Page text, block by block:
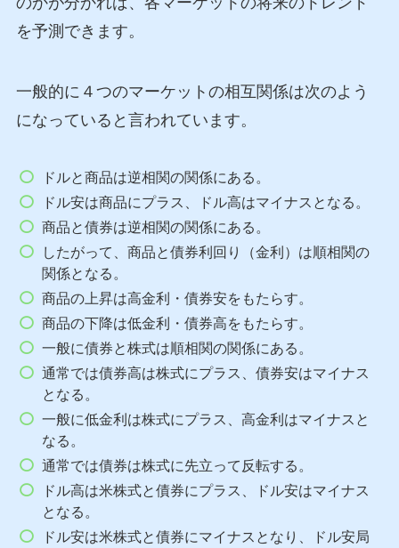
を予測できます。
一般的に４つのマーケットの相互関係は次のよう
になっていると言われています。
ドルと商品は逆相関の関係にある。
ドル安は商品にプラス、ドル高はマイナスとなる。
商品と債券は逆相関の関係にある。
したがって、商品と債券利回り（金利）は順相関の
関係となる。
商品の上昇は高金利・債券安をもたらす。
商品の下降は低金利・債券高をもたらす。
一般に債券と株式は順相関の関係にある。
通常では債券高は株式にプラス、債券安はマイナス
となる。
一般に低金利は株式にプラス、高金利はマイナスと
なる。
通常では債券は株式に先立って反転する。
ドル高は米株式と債券にプラス、ドル安はマイナス
となる。
ドル安は米株式と債券にマイナスとなり、ドル安局